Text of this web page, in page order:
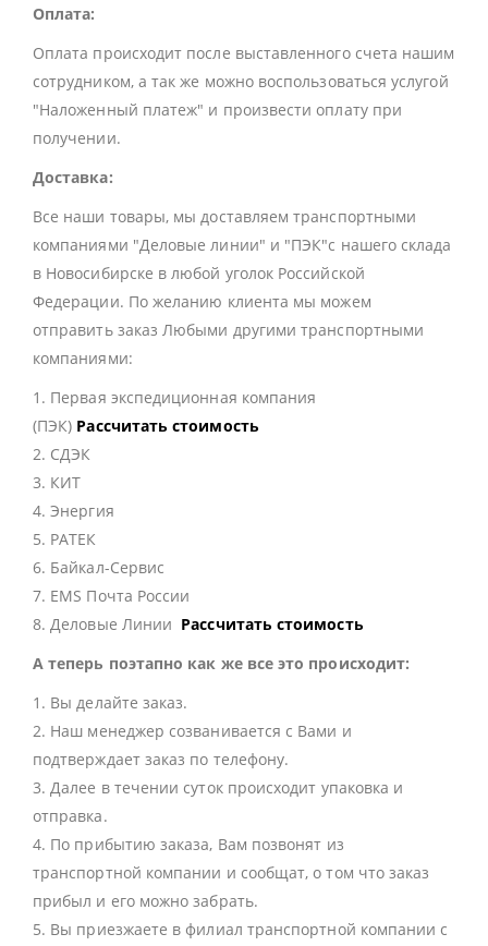
Оплата:
Оплата происходит после выставленного счета нашим
сотрудником, а так же можно воспользоваться услугой
"Наложенный платеж" и произвести оплату при
получении.
Доставка:
Все наши товары, мы доставляем транспортными
компаниями "Деловые линии" и "ПЭК"с нашего склада
в Новосибирске в любой уголок Российской
Федерации. По желанию клиента мы можем
отправить заказ Любыми другими транспортными
компаниями:
1. Первая экспедиционная компания
(ПЭК) Рассчитать стоимость
2. СДЭК
3. КИТ
4. Энергия
5. РАТЕК
6. Байкал-Сервис
7. EMS Почта России
8. Деловые Линии Рассчитать стоимость
А теперь поэтапно как же все это происходит:
1. Вы делайте заказ.
2. Наш менеджер созванивается с Вами и
подтверждает заказ по телефону.
3. Далее в течении суток происходит упаковка и
отправка.
4. По прибытию заказа, Вам позвонят из
транспортной компании и сообщат, о том что заказ
прибыл и его можно забрать.
5. Вы приезжаете в филиал транспортной компании с